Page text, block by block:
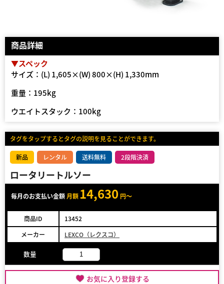
商品詳細
▼スペック
サイズ：(L) 1,605×(W) 800×(H) 1,330mm
重量：195kg
ウエイトスタック：100kg
タグをタップするとタグの説明を見ることができます。
新品 レンタル 送料無料 2段階決済
ロータリートルソー
毎月のお支払い金額 月額 14,630 円～
商品ID
13452
メーカー
LEXCO（レクスコ）
数量
お気に入り登録する